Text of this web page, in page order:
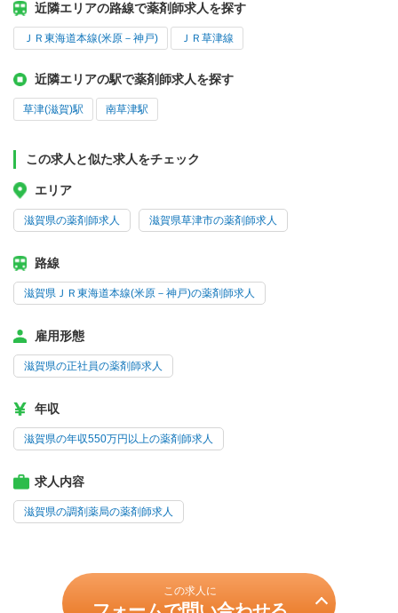
近隣エリアの路線で薬剤師求人を探す
ＪＲ東海道本線(米原－神戸) ＪＲ草津線
近隣エリアの駅で薬剤師求人を探す
草津(滋賀)駅 南草津駅
この求人と似た求人をチェック
エリア
滋賀県の薬剤師求人 滋賀県草津市の薬剤師求人
路線
滋賀県ＪＲ東海道本線(米原－神戸)の薬剤師求人
雇用形態
滋賀県の正社員の薬剤師求人
年収
滋賀県の年収550万円以上の薬剤師求人
求人内容
滋賀県の調剤薬局の薬剤師求人
この求人に